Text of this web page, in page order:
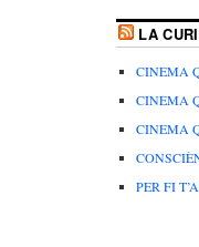
LA
CINEMA
CINEMA
CINEMA
PER FI